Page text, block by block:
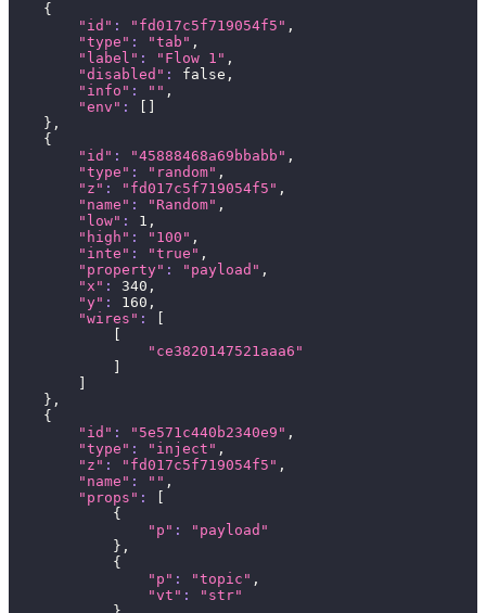
{
"id" : "fd017c5f719054f5" ,
"type" : "tab" ,
"label" : "Flow 1" ,
"disabled" :
false,
"info" : "" ,
"env" :
} ,
{
"id" : "45888468a69bbabb" ,
"type" : "random" ,
"z" : "fd017c5f719054f5" ,
"name" : "Random" ,
"low" : 1 ,
"high" : "100" ,
"inte" : "true" ,
"property" : "payload" ,
"x" : 340 ,
"y" : 160 ,
"wires" :
"ce3820147521aaa6"
} ,
{
"id" : "5e571c440b2340e9" ,
"type" : "inject" ,
"z" : "fd017c5f719054f5" ,
"name" : "" ,
"props" :
{
"p" :
"payload"
} ,
{
"p" : "topic" ,
"vt" :
"str"